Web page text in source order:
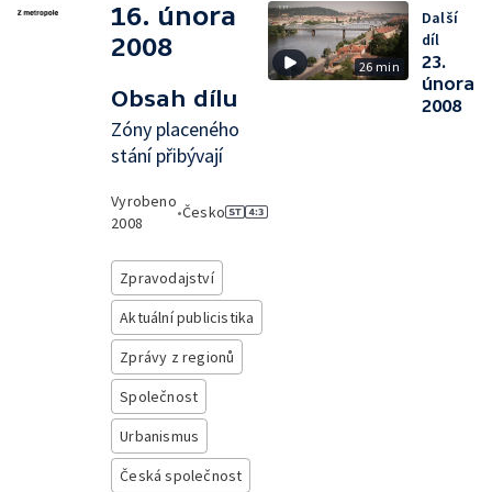
16. února
2008
Obsah dílu
Zóny placeného
stání přibývají
Vyrobeno
2008
•Česko
Zpravodajství
Aktuální publicistika
Zprávy z regionů
Společnost
Urbanismus
Česká společnost
26 min
Další
díl
23.
února
2008